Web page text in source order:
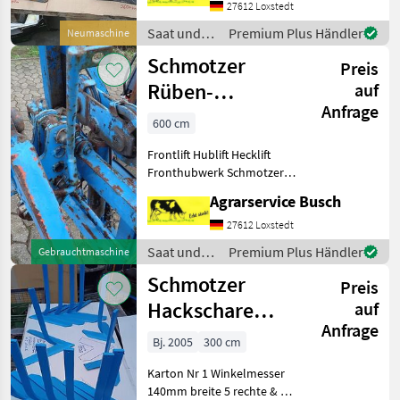
Neumaschine
Winkelmesser je 9
rechts&links mit 260mm
breite Hack
27612 Loxstedt
Saat und
Pflege /
Schmotzer
Premium Plus Händler
Gebrauchtmaschine
Schmotzer
Rüben-
Hackgerät
Frontlift
Fronthubwerk
Fronthydr
Preis
auf
Anfrage
600 cm
Frontlift Hublift Hecklift
Fronthubwerk Schmotzer
Anfrage Texte lesen!Agrarservice Busch
27612 Loxstedt
Saat und
Pflege /
Schmotzer
Premium Plus Händler
Schmotzer
Hackschare
340mm breite
Winkelmesser
220mm 140mm
Preis
auf
Anfrage
Bj. 2005
300 cm
Karton Nr 1 Winkelmesser
140mm breite 5 rechte & 5